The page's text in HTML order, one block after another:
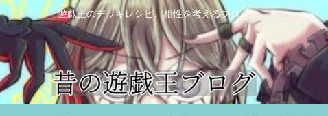
遊戯王のデッキレシピ、相性を考えるブログ